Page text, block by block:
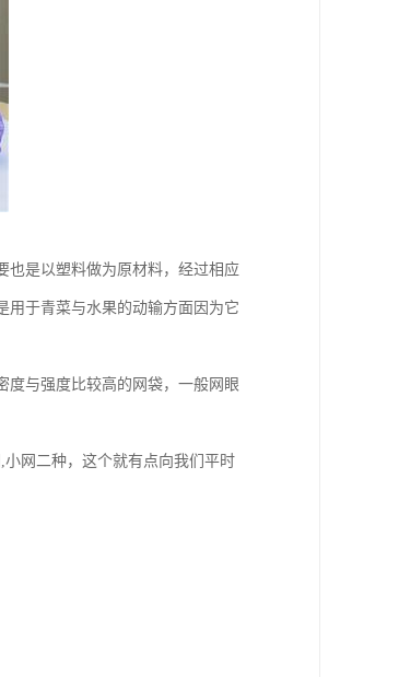
也是以塑料做为原材料，经过相应
用于青菜与水果的动输方面因为它
度与强度比较高的网袋，一般网眼
网二种，这个就有点向我们平时